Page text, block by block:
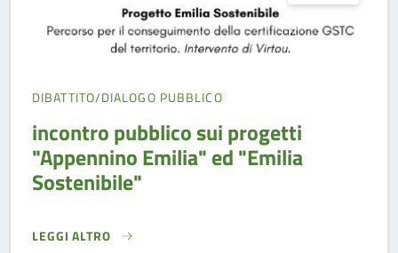
DIBATTITO/DIALOGO PUBBLICO
incontro pubblico sui progetti
"Appennino Emilia" ed "Emilia
Sostenibile"
LEGGI ALTRO
INCONTRO PUBBLICO SUI PROGETTI "APPENNINO EMILIA"